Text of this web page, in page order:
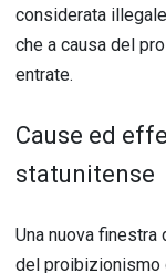
considerata
che a causa del
entrate.
Cause ed
statunitense
Una nuova
del proibizionismo